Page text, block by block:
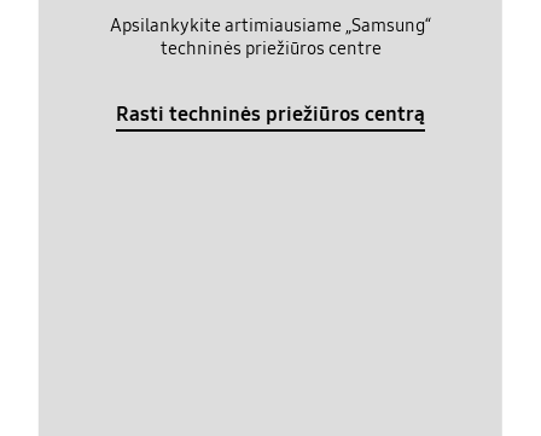
Apsilankykite artimiausiame „Samsung“
techninės priežiūros centre
Rasti techninės priežiūros centrą